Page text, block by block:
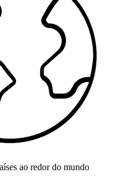
ao redor do mundo